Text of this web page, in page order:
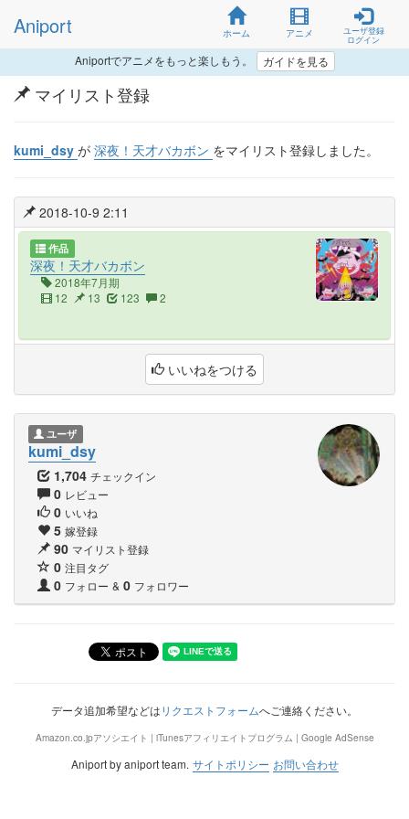
Aniport ホーム アニメ
ユーザ登録
ログイン
Aniportでアニメをもっと楽しもう。 ガイドを見る
マイリスト登録
kumi_dsy が 深夜！天才バカボン をマイリスト登録しました。
2018-10-9 2:11
作品
深夜！天才バカボン
2018年7月期
12
13 123 2
いいねをつける
ユーザ
kumi_dsy
1,704 チェックイン
0 レビュー
0 いいね
5 嫁登録
90 マイリスト登録
0 注目タグ
0 フォロー & 0 フォロワー
データ追加希望などはリクエストフォームへご連絡ください。
Amazon.co.jpアソシエイト | iTunesアフィリエイトプログラム | Google AdSense
Aniport by aniport team. サイトポリシー お問い合わせ